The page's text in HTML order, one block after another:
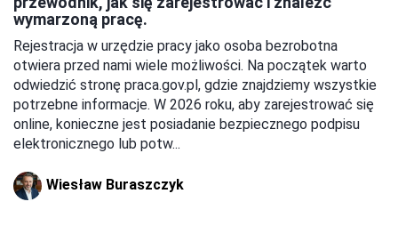
wymarzoną pracę.
Rejestracja w urzędzie pracy jako osoba bezrobotna
otwiera przed nami wiele możliwości. Na początek warto
odwiedzić stronę praca.gov.pl, gdzie znajdziemy wszystkie
potrzebne informacje. W 2026 roku, aby zarejestrować się
online, konieczne jest posiadanie bezpiecznego podpisu
elektronicznego lub potw...
Wiesław Buraszczyk